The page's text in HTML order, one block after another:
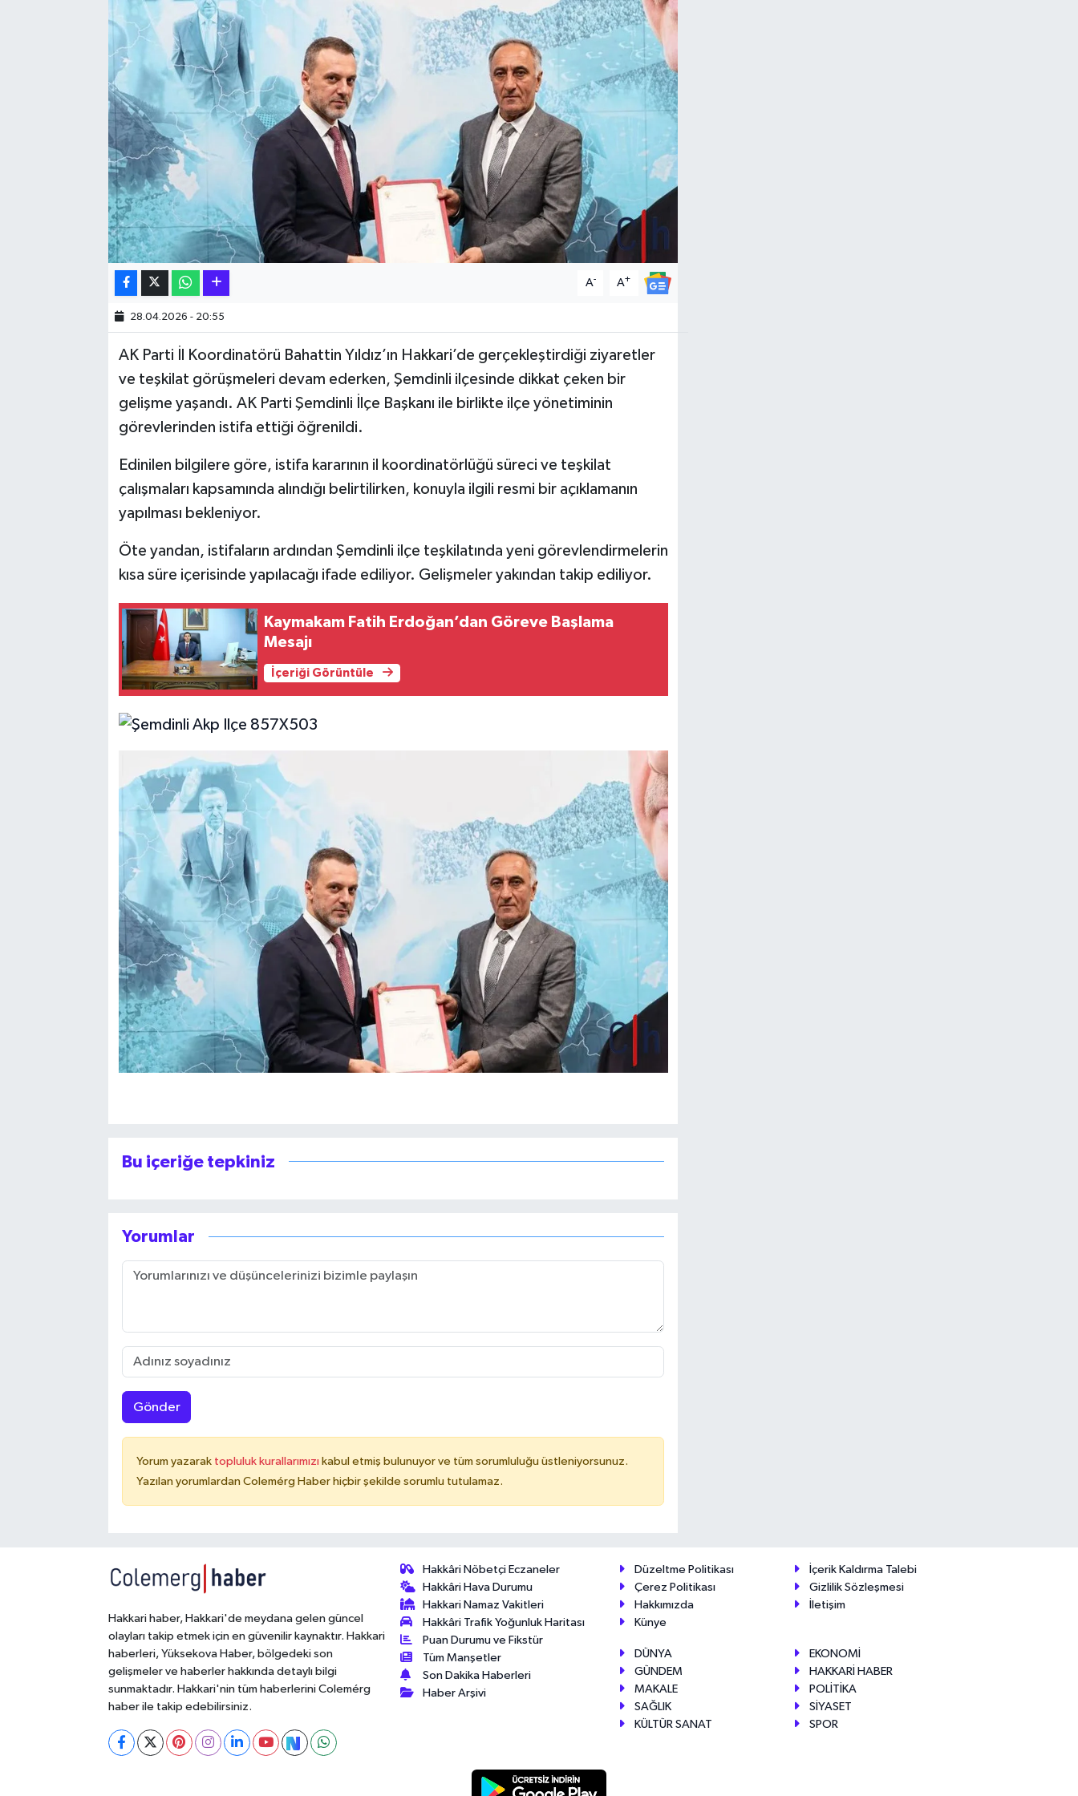
A- A+
28.04.2026 - 20:55
AK Parti İl Koordinatörü Bahattin Yıldız’ın Hakkari’de gerçekleştirdiği ziyaretler
ve teşkilat görüşmeleri devam ederken, Şemdinli ilçesinde dikkat çeken bir
gelişme yaşandı. AK Parti Şemdinli İlçe Başkanı ile birlikte ilçe yönetiminin
görevlerinden istifa ettiği öğrenildi.
Edinilen bilgilere göre, istifa kararının il koordinatörlüğü süreci ve teşkilat
çalışmaları kapsamında alındığı belirtilirken, konuyla ilgili resmi bir açıklamanın
yapılması bekleniyor.
Öte yandan, istifaların ardından Şemdinli ilçe teşkilatında yeni görevlendirmelerin
kısa süre içerisinde yapılacağı ifade ediliyor. Gelişmeler yakından takip ediliyor.
Kaymakam Fatih Erdoğan’dan Göreve Başlama
Mesajı
İçeriği Görüntüle
Bu içeriğe tepkiniz
Yorumlar
Gönder
Yorum yazarak topluluk kurallarımızı kabul etmiş bulunuyor ve tüm sorumluluğu üstleniyorsunuz.
Yazılan yorumlardan Colemérg Haber hiçbir şekilde sorumlu tutulamaz.
Hakkari haber, Hakkari'de meydana gelen güncel
olayları takip etmek için en güvenilir kaynaktır. Hakkari
haberleri, Yüksekova Haber, bölgedeki son
gelişmeler ve haberler hakkında detaylı bilgi
sunmaktadır. Hakkari'nin tüm haberlerini Colemérg
haber ile takip edebilirsiniz.
Hakkâri Nöbetçi Eczaneler
Hakkâri Hava Durumu
Hakkari Namaz Vakitleri
Hakkâri Trafik Yoğunluk Haritası
Puan Durumu ve Fikstür
Tüm Manşetler
Son Dakika Haberleri
Haber Arşivi
Düzeltme Politikası
İçerik Kaldırma Talebi
Çerez Politikası
Gizlilik Sözleşmesi
Hakkımızda
İletişim
Künye
DÜNYA
EKONOMİ
GÜNDEM
HAKKARİ HABER
MAKALE
POLİTİKA
SAĞLIK
SİYASET
KÜLTÜR SANAT
SPOR
Hakkari Haber
İLGİNÇ HABERLER
KÜLTÜR SANAT
MAGAZİN